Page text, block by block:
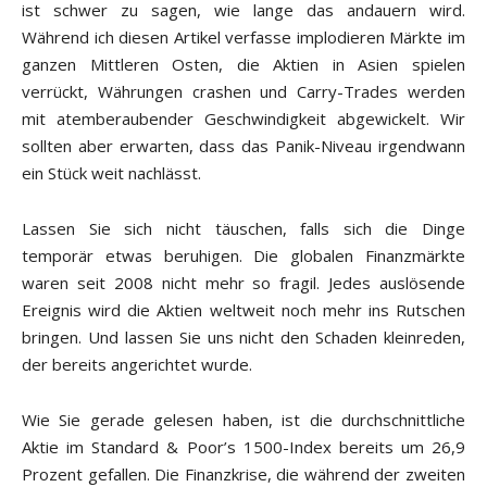
ist schwer zu sagen, wie lange das andauern wird.
Während ich diesen Artikel verfasse implodieren Märkte im
ganzen Mittleren Osten, die Aktien in Asien spielen
verrückt, Währungen crashen und Carry-Trades werden
mit atemberaubender Geschwindigkeit abgewickelt. Wir
sollten aber erwarten, dass das Panik-Niveau irgendwann
ein Stück weit nachlässt.
Lassen Sie sich nicht täuschen, falls sich die Dinge
temporär etwas beruhigen. Die globalen Finanzmärkte
waren seit 2008 nicht mehr so fragil. Jedes auslösende
Ereignis wird die Aktien weltweit noch mehr ins Rutschen
bringen. Und lassen Sie uns nicht den Schaden kleinreden,
der bereits angerichtet wurde.
Wie Sie gerade gelesen haben, ist die durchschnittliche
Aktie im Standard & Poor’s 1500-Index bereits um 26,9
Prozent gefallen. Die Finanzkrise, die während der zweiten